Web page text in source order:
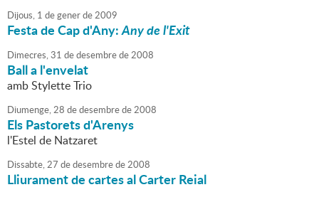
Dijous, 1 degenerde2009
Festa de Cap d'Any:Any de l'Exit
Dimecres,31 dedesembrede2008
Ball a l'envelat
amb Stylette Trio
Diumenge,28 dedesembrede2008
Els Pastorets d'Arenys
l'Estel de Natzaret
Dissabte,27 dedesembrede2008
Lliurament de cartes al Carter Reial